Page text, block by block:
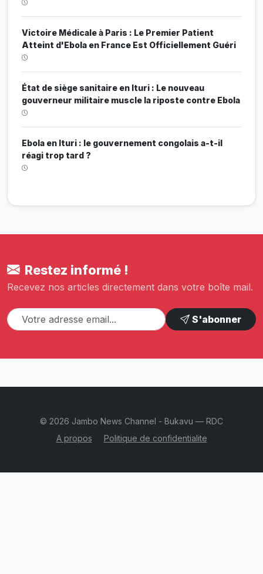
Victoire Médicale à Paris : Le Premier Patient
Atteint d'Ebola en France Est Officiellement Guéri
État de siège sanitaire en Ituri : Le nouveau
gouverneur militaire muscle la riposte contre Ebola
Ebola en Ituri : le gouvernement congolais a-t-il
réagi trop tard ?
Restez informé !
Recevez nos articles directement dans votre boîte mail.
S'abonner
© 2026 Jambo News Channel - Bukavu — RDC
A propos
Politique de confidentialite